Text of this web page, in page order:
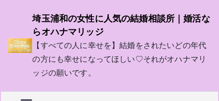
プ
埼玉浦和の女性に人気の結婚相談所｜婚活な
らオハナマリッジ
【すべての人に幸せを】結婚をされたいどの年代
の方にも幸せになってほしい♡それがオハナマリ
ッジの願いです。